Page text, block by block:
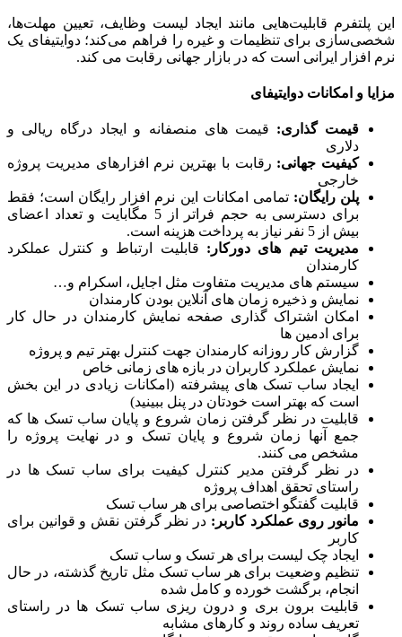
پلتفرم قابلیت‌هایی مانند ایجاد لیست وظایف، تعیین مهلت‌ها،
برای تنظیمات و غیره را فراهم می‌کند؛ دوایتیفای یک
ایرانی است که در بازار جهانی رقابت می کند.
و امکانات دوایتیفای
قیمت گذاری:قیمت های منصفانه و ایجاد درگاه ریالی و
دلاری
کیفیت جهانی:رقابت با بهترین نرم افزارهای مدیریت پروژه
خارجی
پلن رایگان :تمامی امکانات این نرم افزار رایگان است؛ فقط
برای دسترسی به حجم فراتر از 5 مگابایت و تعداد اعضای
بیش از 5 نفر نیاز به پرداخت هزینه است.
مدیریت تیم های دورکار:قابلیت ارتباط و کنترل عملکرد
کارمندان
سیستم های مدیریت متفاوت مثل اجایل، اسکرام و…
نمایش و ذخیره زمان های آنلاین بودن کارمندان
امکان اشتراک گذاری صفحه نمایش کارمندان در حال کار
برای ادمین ها
گزارش کار روزانه کارمندان جهت کنترل بهتر تیم و پروژه
نمایش عملکرد کاربران در بازه های زمانی خاص
ایجاد ساب تسک های پیشرفته (امکانات زیادی در این بخش
است که بهتر است خودتان در پنل ببینید)
قابلیت در نظر گرفتن زمان شروع و پایان ساب تسک ها که
جمع آنها زمان شروع و پایان تسک و در نهایت پروژه را
مشخص می کنند.
در نظر گرفتن مدیر کنترل کیفیت برای ساب تسک ها در
راستای تحقق اهداف پروژه
قابلیت گفتگو اختصاصی برای هر ساب تسک
مانور روی عملکرد کاربر:در نظر گرفتن نقش و قوانین برای
کاربر
ایجاد چک لیست برای هر تسک و ساب تسک
تنظیم وضعیت برای هر ساب تسک مثل تاریخ گذشته، در حال
انجام، برگشت خورده و کامل شده
قابلیت برون بری و درون ریزی ساب تسک ها در راستای
تعریف ساده روند و کارهای مشابه